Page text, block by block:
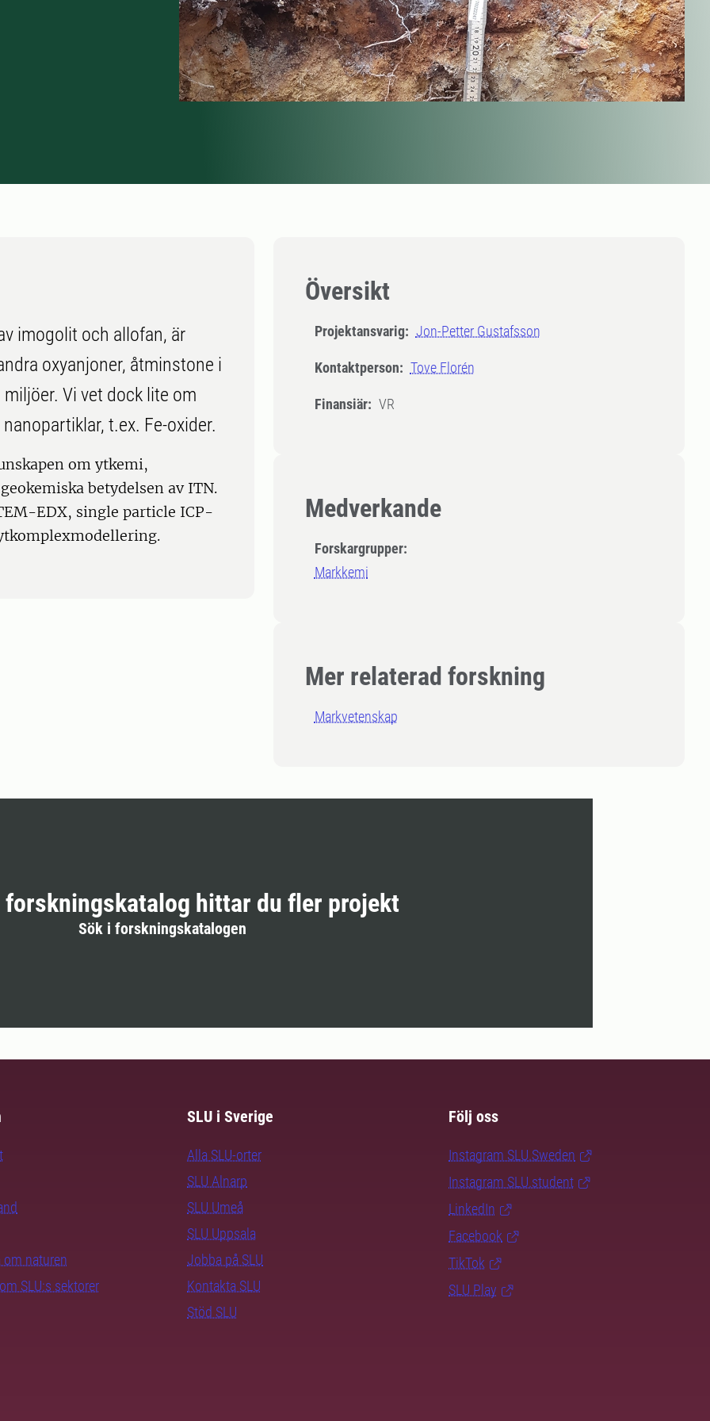
Översikt
Projektansvarig: Jon-Petter Gustafsson
Kontaktperson: Tove Florén
Finansiär: VR
Medverkande
Forskargrupper:
Markkemi
Mer relaterad forskning
Markvetenskap
imogolit och allofan, är
oxyanjoner, åtminstone i
Vi vet dock lite om
t.ex. Fe-oxider.
om ytkemi,
betydelsen av ITN.
EDX, single particle ICP-
forskningskatalog hittar du fler projekt
Sök i forskningskatalogen
naturen
SLU:s sektorer
SLU i Sverige
Alla SLU-orter
SLU Alnarp
SLU Umeå
SLU Uppsala
Jobba på SLU
Kontakta SLU
Stöd SLU
Följ oss
Instagram SLU.Sweden
Instagram SLU.student
LinkedIn
Facebook
TikTok
SLU Play